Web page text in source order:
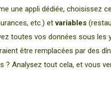
une appli dédiée, choisissez
etc.) etvariables
toutes vos données sous les
être remplacées par des
Analysez tout cela, et vous